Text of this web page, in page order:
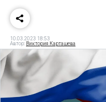
10.03.2023 18:53
Автор: Виктория Карташева